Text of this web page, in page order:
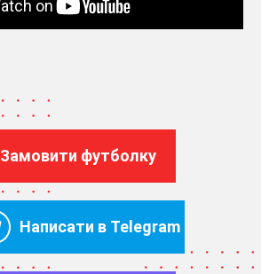
Замовити футболку
Написати в Telegram